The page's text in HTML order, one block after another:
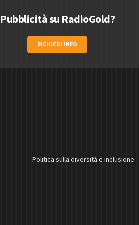
Pubblicità su RadioGold?
RICHIEDI INFO
Politica sulla diversità e inclusione -